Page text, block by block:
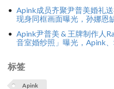
Apink成员齐聚尹普美婚礼
现身同框画面曝光，孙娜恩
Apink尹普美 & 王牌制作人
音室婚纱照」曝光，Apink
标签
Apink